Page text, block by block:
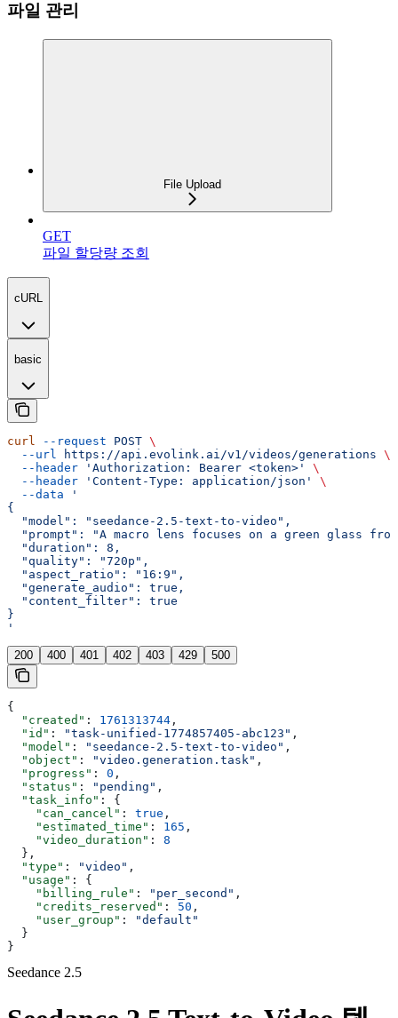
파일 관리
File Upload
GET
파일 할당량 조회
cURL
basic
curl --request POST \
  --url
https://api.evolink.ai/v1/videos/generations \
  --header
'Authorization: Bearer <token>'
\
  --header
'Content-Type: application/json'
\
  --data
'
{
  "model": "seedance-2.5-text-to-video",
"prompt": "A macro lens focuses on a green glass
  "duration": 8,
  "quality": "720p",
  "aspect_ratio": "16:9",
  "generate_audio": true,
  "content_filter": true
}
'
200 400 401 402 403 429 500
{
  "created"
: 1761313744 ,
  "id"
: "task-unified-1774857405-abc123" ,
  "model"
: "seedance-2.5-text-to-video" ,
  "object"
: "video.generation.task" ,
  "progress"
: 0 ,
  "status"
: "pending" ,
  "task_info"
: {
    "can_cancel"
: true ,
    "estimated_time"
: 165 ,
    "video_duration"
: 8
  },
  "type"
: "video" ,
  "usage"
: {
    "billing_rule"
: "per_second" ,
    "credits_reserved"
: 50 ,
    "user_group"
:
"default"
  }
}
Seedance 2.5